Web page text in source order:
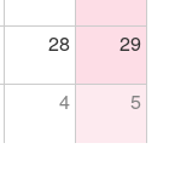
28
29
4 5